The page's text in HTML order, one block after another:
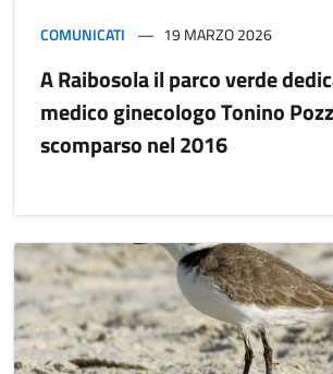
COMUNICATI 19 MARZO 2026
A Raibosola il parco verde
medico ginecologo Tonino
scomparso nel 2016